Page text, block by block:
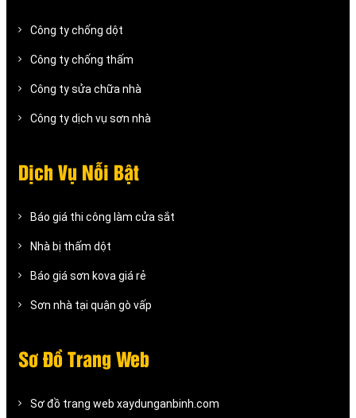
Công ty chống dột
Công ty chống thấm
Công ty sửa chữa nhà
Công ty dịch vụ sơn nhà
Dịch Vụ Nỗi Bật
Báo giá thi công làm cửa sắt
Nhà bị thấm dột
Báo giá sơn kova giá rẻ
Sơn nhà tại quận gò vấp
Sơ Đồ Trang Web
Sơ đồ trang web xaydunganbinh.com